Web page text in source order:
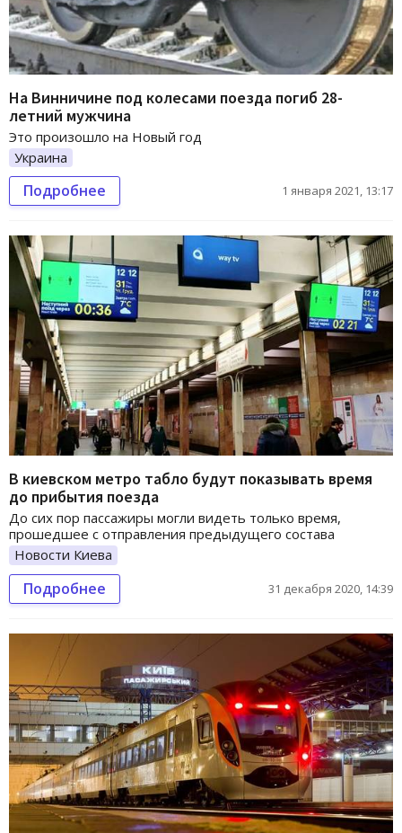
На Винничине под колесами поезда погиб 28-
летний мужчина
Это произошло на Новый год
Украина
Подробнее 1 января 2021, 13:17
В киевском метро табло будут показывать время
до прибытия поезда
До сих пор пассажиры могли видеть только время,
прошедшее с отправления предыдущего состава
Новости Киева
Подробнее 31 декабря 2020, 14:39